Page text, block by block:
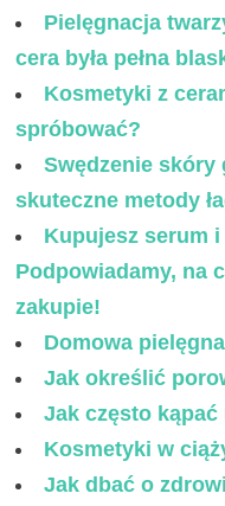
Pielęgnacja
cera była pełna
Kosmetyki z
spróbować?
Swędzenie skóry
skuteczne metody
Kupujesz serum
Podpowiadamy, na
zakupie!
Domowa
Jak określić
Jak często kąpać
Kosmetyki w
Jak dbać o